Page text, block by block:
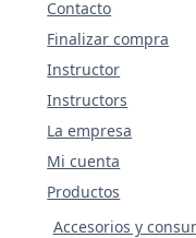
Contacto
Finalizar compra
Instructor
Instructors
La empresa
Mi cuenta
Productos
Accesorios y